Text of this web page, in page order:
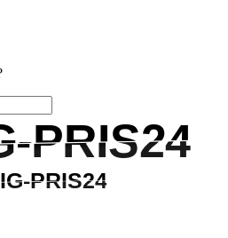
PRIS24
PRIS24
PRIS24
PRIS24